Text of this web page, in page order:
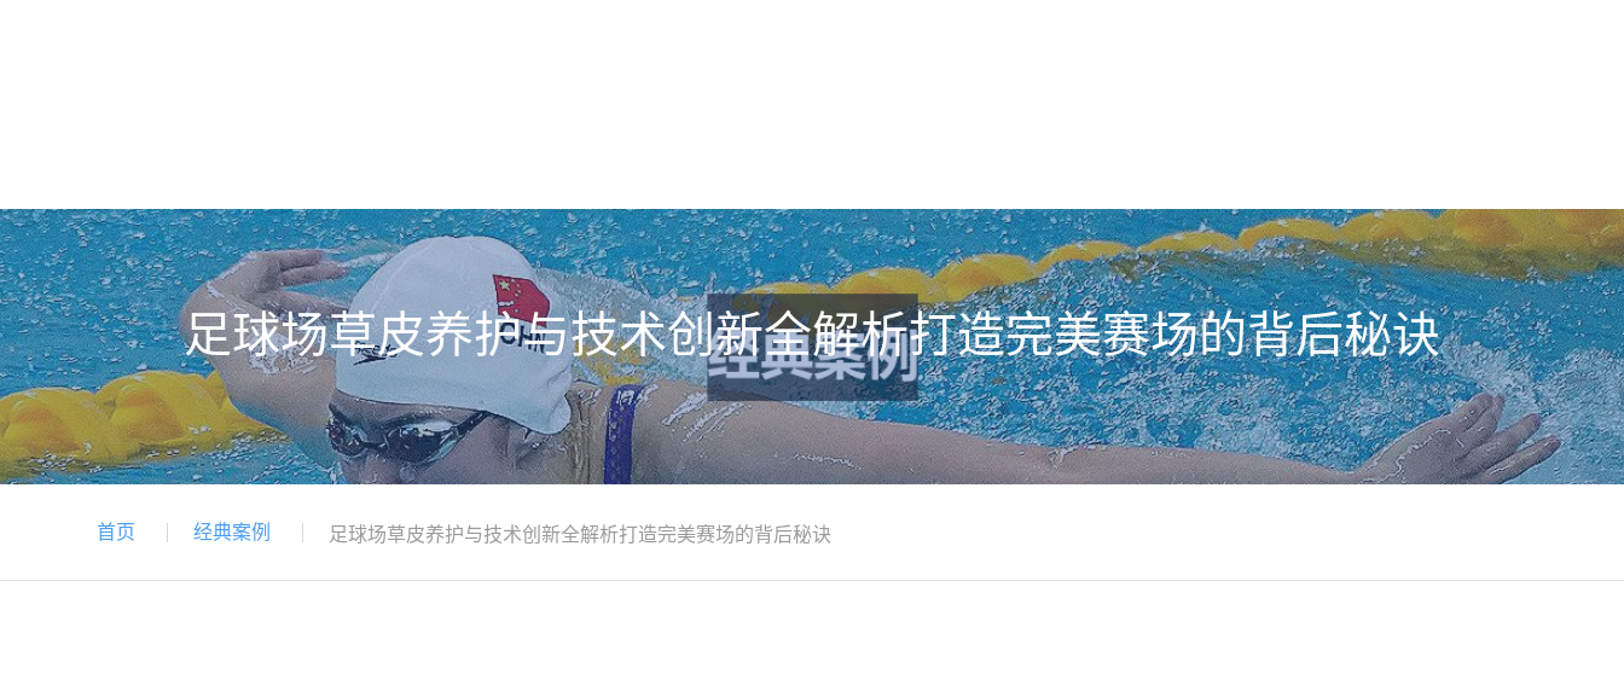
足球场草皮养护与技术创新全解析打造完美赛场的背后秘诀
首页 经典案例 足球场草皮养护与技术创新全解析打造完美赛场的背后秘诀